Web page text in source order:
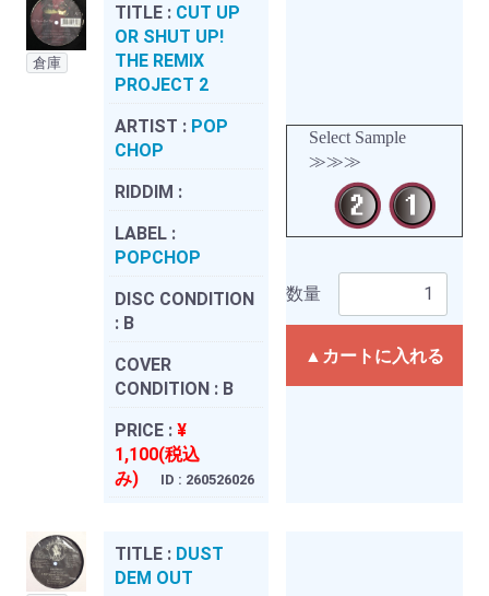
倉庫
TITLE : CUT UP
OR SHUT UP!
THE REMIX
PROJECT 2
ARTIST : POP
CHOP
RIDDIM :
LABEL :
POPCHOP
DISC CONDITION
: B
COVER
CONDITION : B
PRICE : ¥
1,100(税込
み)
ID : 260526026
Select Sample
≫≫≫
数量
▲カートに入れる
TITLE : DUST
DEM OUT